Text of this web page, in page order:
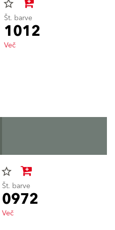
star_border
Št. barve
1012
Več
star_border
Št. barve
0972
Več